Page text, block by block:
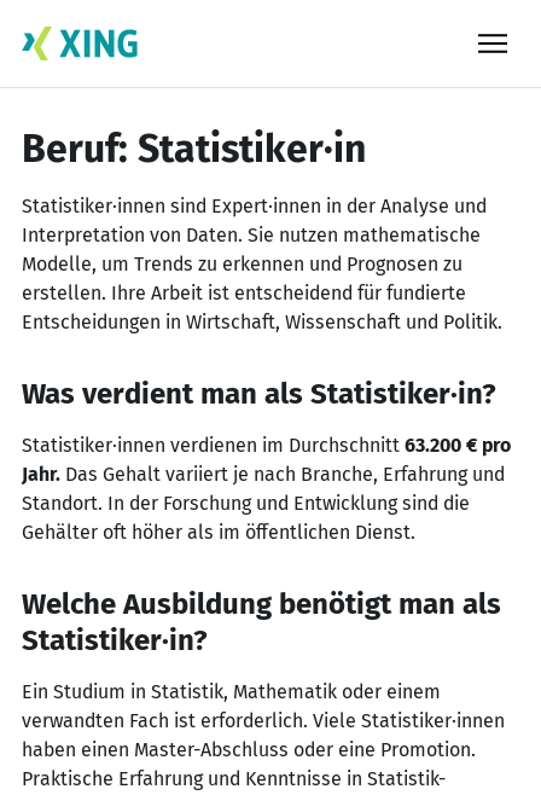
Beruf: Statistiker·in
Statistiker·innen sind Expert·innen in der Analyse und
Interpretation von Daten. Sie nutzen mathematische
Modelle, um Trends zu erkennen und Prognosen zu
erstellen. Ihre Arbeit ist entscheidend für fundierte
Entscheidungen in Wirtschaft, Wissenschaft und Politik.
Was verdient man als Statistiker·in?
Statistiker·innen verdienen im Durchschnitt 63.200 € pro
Jahr. Das Gehalt variiert je nach Branche, Erfahrung und
Standort. In der Forschung und Entwicklung sind die
Gehälter oft höher als im öffentlichen Dienst.
Welche Ausbildung benötigt man als
Statistiker·in?
Ein Studium in Statistik, Mathematik oder einem
verwandten Fach ist erforderlich. Viele Statistiker·innen
haben einen Master-Abschluss oder eine Promotion.
Praktische Erfahrung und Kenntnisse in Statistik-